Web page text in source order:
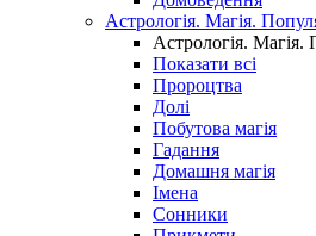
Астрологія. Магія.
Астрологія. Магія.
Показати всі
Пророцтва
Долі
Побутова магія
Гадання
Домашня магія
Імена
Сонники